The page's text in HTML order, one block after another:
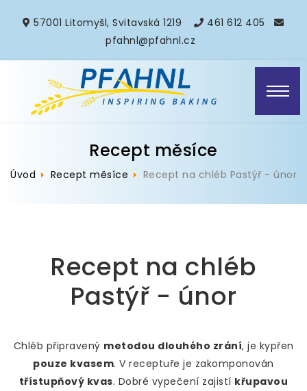
57001 Litomyšl, Svitavská 1219
461 612 405
pfahnl@pfahnl.cz
Recept měsíce
Úvod Recept měsíce Recept na chléb Pastýř - únor
Recept na chléb
Pastýř - únor
Chléb připravený metodou dlouhého zrání, je kypřen
pouze kvasem. V receptuře je zakomponován
třístupňový kvas. Dobré vypečení zajistí křupavou